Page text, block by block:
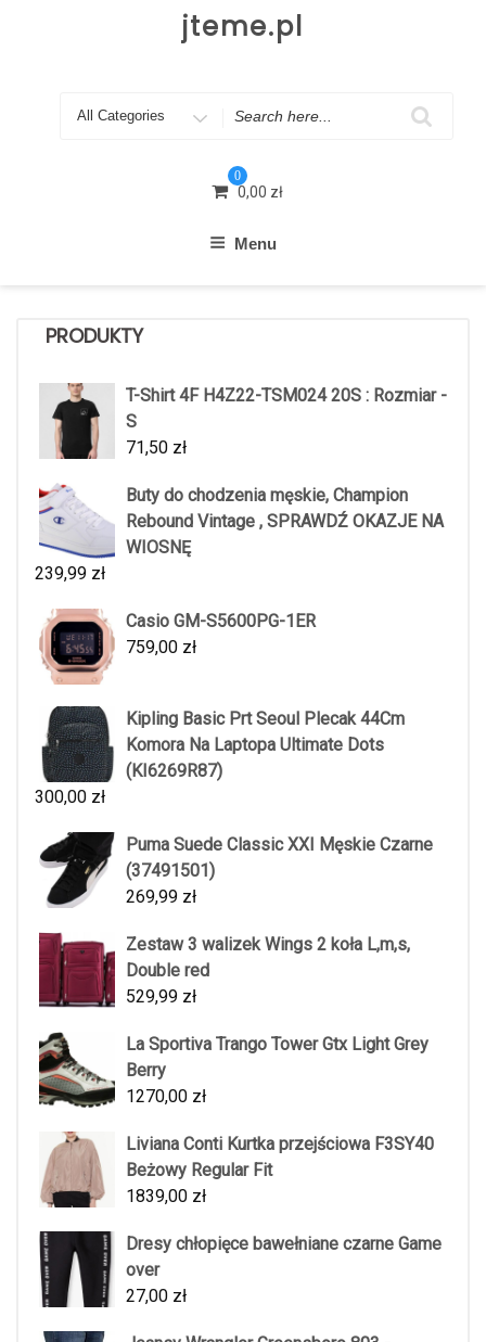
jteme.pl
Search
0
0,00 zł
Menu
PRODUKTY
T-Shirt 4F H4Z22-TSM024 20S : Rozmiar -
S
71,50 zł
Buty do chodzenia męskie, Champion
Rebound Vintage , SPRAWDŹ OKAZJE NA
WIOSNĘ
239,99 zł
Casio GM-S5600PG-1ER
759,00 zł
Kipling Basic Prt Seoul Plecak 44Cm
Komora Na Laptopa Ultimate Dots
(KI6269R87)
300,00 zł
Puma Suede Classic XXI Męskie Czarne
(37491501)
269,99 zł
Zestaw 3 walizek Wings 2 koła L,m,s,
Double red
529,99 zł
La Sportiva Trango Tower Gtx Light Grey
Berry
1270,00 zł
Liviana Conti Kurtka przejściowa F3SY40
Beżowy Regular Fit
1839,00 zł
Dresy chłopięce bawełniane czarne Game
over
27,00 zł